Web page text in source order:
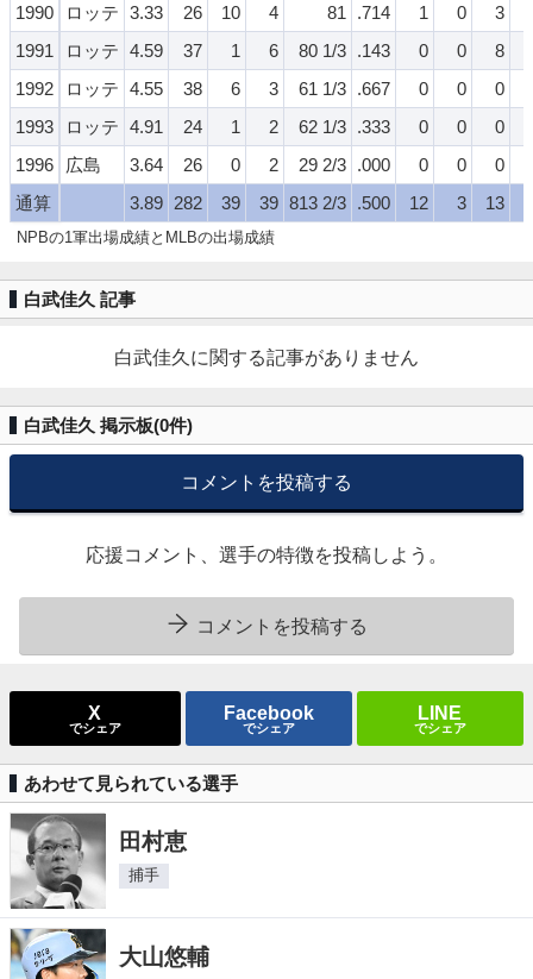
1990
1991
1992
1993
1996
通算
ロッテ 3.33 26 10 4 81 .714 1 0
3
ロッテ 4.59 37 1 6 80 1/3 .143 0 0
8
ロッテ 4.55 38 6 3 61 1/3 .667 0 0
0
ロッテ 4.91 24 1 2 62 1/3 .333 0 0
0
広島
3.64 26 0 2 29 2/3 .000 0 0
0
3.89 282 39 39 813 2/3 .500 12 3 13
NPBの1軍出場成績とMLBの出場成績
白武佳久 記事
白武佳久に関する記事がありません
白武佳久 掲示板(0件)
コメントを投稿する
応援コメント、選手の特徴を投稿しよう。
コメントを投稿する
X
でシェア
Facebook
でシェア
LINE
でシェア
あわせて見られている選手
田村恵
捕手
大山悠輔